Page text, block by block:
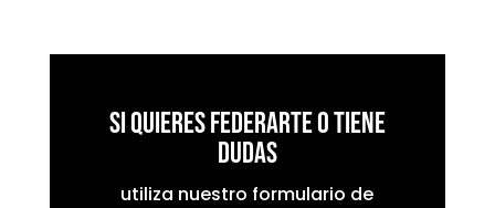
Si quieres federarte o tiene
dudas
utiliza nuestro formulario de